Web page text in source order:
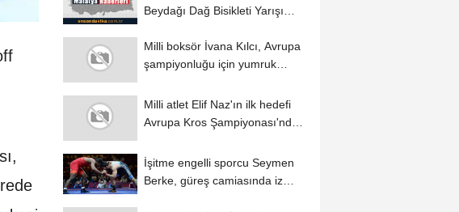
Beydağı Dağ Bisikleti Yarışı
Milli boksör İvana Kılcı, Avrupa
şampiyonluğu için yumruk
Milli atlet Elif Naz'ın ilk hedefi
Avrupa Kros Şampiyonası'nda
İşitme engelli sporcu Seymen
Berke, güreş camiasında iz